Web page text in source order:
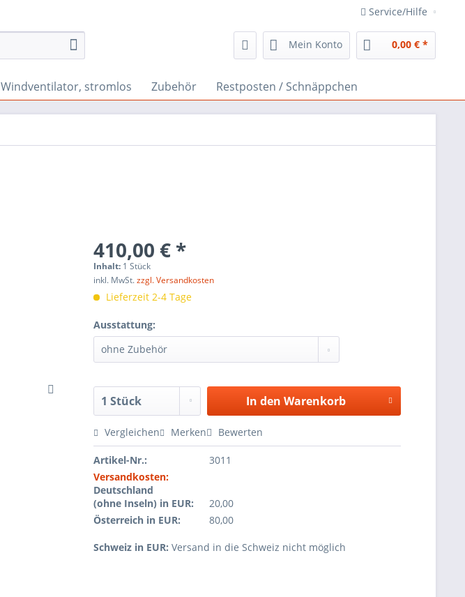
Service/Hilfe
Mein Konto 0,00 € *
Windventilator, stromlos Zubehör Restposten / Schnäppchen
410,00 € *
Inhalt: 1 Stück
inkl. MwSt.zzgl. Versandkosten
Lieferzeit 2-4 Tage
Ausstattung:
In den Warenkorb
Vergleichen Merken Bewerten
Artikel-Nr.:
3011
Versandkosten:
Deutschland
(ohne Inseln) in EUR:
20,00
Österreich in EUR:
80,00
Schweiz in EUR:Versand in die Schweiz nicht möglich